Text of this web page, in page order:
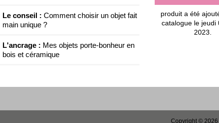
Le conseil : Comment choisir un objet fait
main unique ?
L'ancrage : Mes objets porte-bonheur en
bois et céramique
produit a été
catalogue le jeudi
2023.
Copyright © 2026